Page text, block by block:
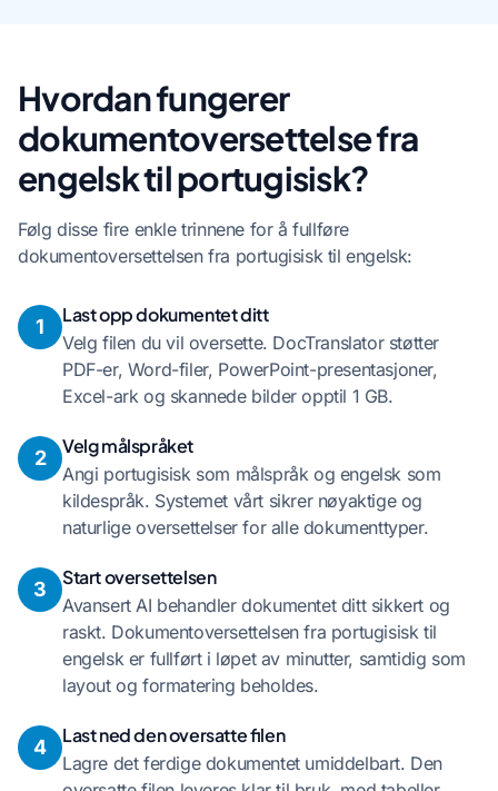
Hvordan fungerer
dokumentoversettelse fra
engelsk til portugisisk?
Følg disse fire enkle trinnene for å fullføre
dokumentoversettelsen fra portugisisk til engelsk:
1
Last opp dokumentet ditt
Velg filen du vil oversette. DocTranslator støtter
PDF-er, Word-filer, PowerPoint-presentasjoner,
Excel-ark og skannede bilder opptil 1 GB.
2
Velg målspråket
Angi portugisisk som målspråk og engelsk som
kildespråk. Systemet vårt sikrer nøyaktige og
naturlige oversettelser for alle dokumenttyper.
3
Start oversettelsen
Avansert AI behandler dokumentet ditt sikkert og
raskt. Dokumentoversettelsen fra portugisisk til
engelsk er fullført i løpet av minutter, samtidig som
layout og formatering beholdes.
4
Last ned den oversatte filen
Lagre det ferdige dokumentet umiddelbart. Den